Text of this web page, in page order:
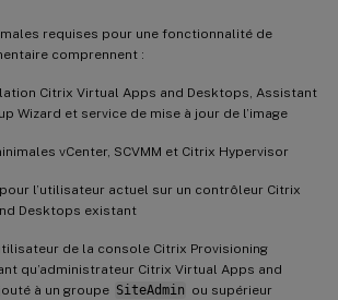
requises pour une fonctionnalité de
comprennent :
Citrix Virtual Apps and Desktops, Assistant
Wizard et service de mise à jour de l’image
vCenter, SCVMM et Citrix Hypervisor
l’utilisateur actuel sur un contrôleur Citrix
Desktops existant
de la console Citrix Provisioning
qu’administrateur Citrix Virtual Apps and
à un groupe SiteAdmin ou supérieur